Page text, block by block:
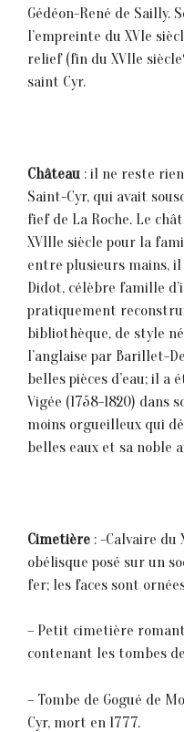
Gédéon-René de Sailly.
l’empreinte du XVIe
relief (fin du XVIIe
saint Cyr.
Château : il ne reste
Saint-Cyr, qui avait
fief de La Roche. Le
XVIIIe siècle pour la
entre plusieurs mains,
Didot, célèbre famille
pratiquement
bibliothèque, de style
l’anglaise par Barillet-
belles pièces d’eau; il a
Vigée (1758-1820) dans
moins orgueilleux qui
belles eaux et sa noble
Cimetière : -Calvaire du
obélisque posé sur un
fer; les faces sont
– Petit cimetière
contenant les tombes
– Tombe de Gogué de
Cyr, mort en 1777.